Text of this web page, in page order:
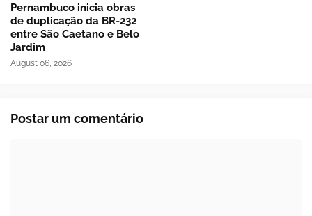
Pernambuco inicia obras
de duplicação da BR-232
entre São Caetano e Belo
Jardim
August 06, 2026
Postar um comentário